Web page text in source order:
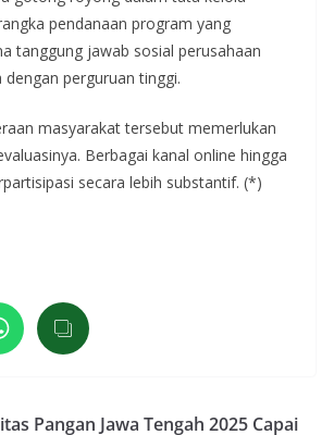
pendanaan program yang
tanggung jawab sosial perusahaan
perguruan tinggi.
masyarakat tersebut memerlukan
Berbagai kanal online hingga
secara lebih substantif. (*)
Pangan Jawa Tengah 2025 Capai